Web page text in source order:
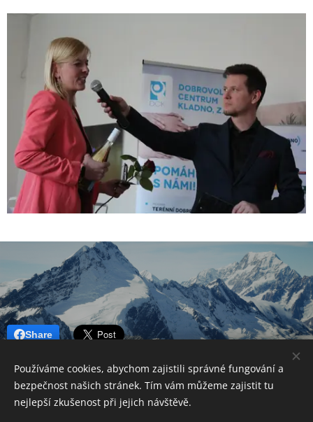
Share
© 2026 Kamarádi, spolek. Všechna práva vyhrazena.
Používáme cookies, abychom zajistili správné fungování a
bezpečnost našich stránek. Tím vám můžeme zajistit tu
nejlepší zkušenost při jejich návštěvě.